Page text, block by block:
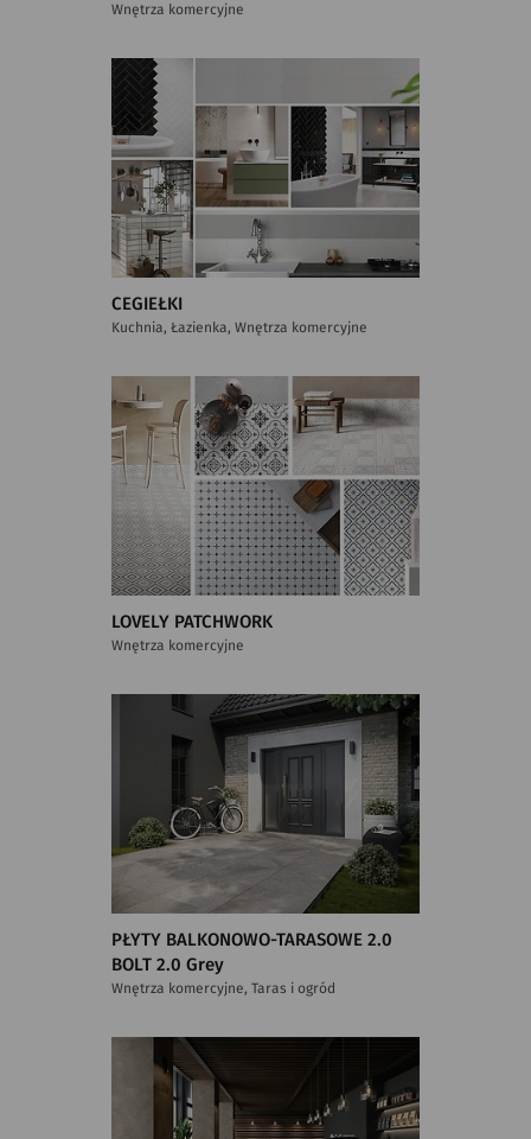
Wnętrza komercyjne
CEGIEŁKI
Kuchnia, Łazienka, Wnętrza komercyjne
LOVELY PATCHWORK
Wnętrza komercyjne
PŁYTY BALKONOWO-TARASOWE 2.0
BOLT 2.0 Grey
Wnętrza komercyjne, Taras i ogród